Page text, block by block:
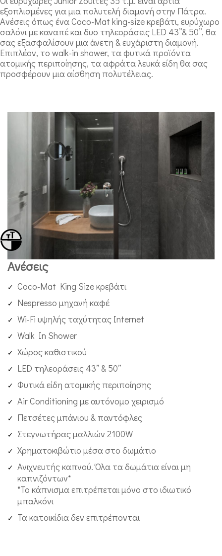
Εναλλαγή Υψηλής Αντίθεσης
Εναλλαγή Μεγέθους Γραμμάτων
εξοπλισμένες για μια πολυτελή διαμονή στην Πάτρα.
Aνέσεις όπως ένα Coco-Mat king-size κρεβάτι, ευρύχωρο
σαλόνι με καναπέ και δυο τηλεοράσεις LED 43’’& 50’’, θα
σας εξασφαλίσουν μια άνετη & ευχάριστη διαμονή.
Επιπλέον, το walk-in shower, τα φυτικά προϊόντα
ατομικής περιποίησης, τα αφράτα λευκά είδη θα σας
προσφέρουν μια αίσθηση πολυτέλειας.
Ανέσεις
Coco-Mat King Size κρεβάτι
Nespresso μηχανή καφέ
Wi-Fi υψηλής ταχύτητας Internet
Walk In Shower
Χώρος καθιστικού
LED τηλεοράσεις 43’’ & 50’’
Φυτικά είδη ατομικής περιποίησης
Air Conditioning με αυτόνομο χειρισμό
Πετσέτες μπάνιου & παντόφλες
Στεγνωτήρας μαλλιών 2100W
Χρηματοκιβώτιο μέσα στο δωμάτιο
Ανιχνευτής καπνού. Όλα τα δωμάτια είναι μη
καπνιζόντων*
*Το κάπνισμα επιτρέπεται μόνο στο ιδιωτικό
μπαλκόνι
Τα κατοικίδια δεν επιτρέπονται